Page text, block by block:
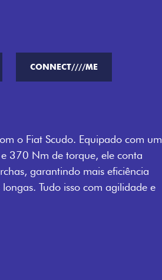
CONNECT////ME
o Fiat Scudo. Equipado com um
370 Nm de torque, ele conta
garantindo mais eficiência
Tudo isso com agilidade e